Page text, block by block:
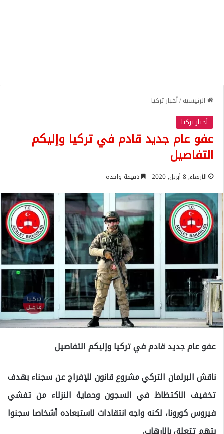
الرئيسية/أخبار تركيا
أخبار تركيا
عفو عام جديد قادم في تركيا وإليكم
التفاصيل
الأربعاء, 8 أبريل, 2020 دقيقة واحدة
عفو عام جديد قادم في تركيا وإليكم التفاصيل
ناقش البرلمان التركي مشروع قانون للإفراج عن سجناء بهدف
تخفيف الاكتظاظ في السجون وحماية النزلاء من تفشي
فيروس كورونا، لكنه واجه انتقادات لاستبعاده أشخاصا سجنوا